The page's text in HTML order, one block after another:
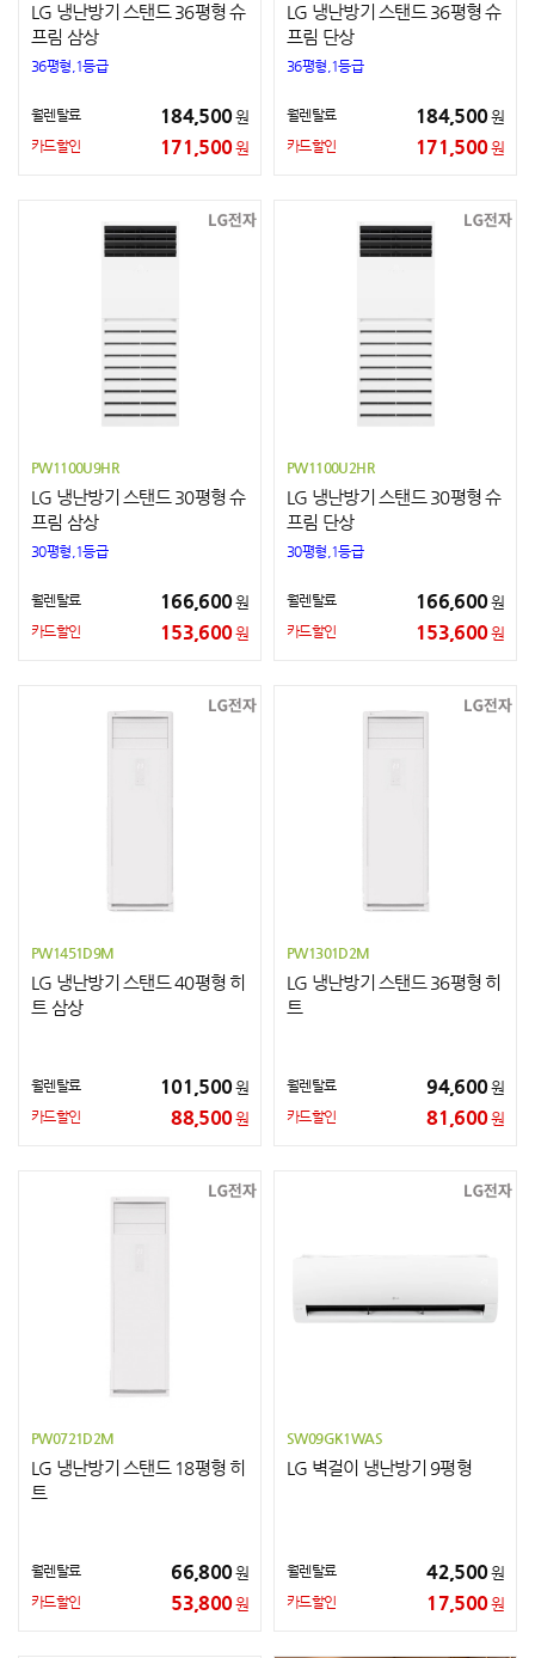
LG 냉난방기 스탠드 36평형 슈
프림 삼상
36평형,1등급
월렌탈료 184,500원
카드할인 171,500원
LG 냉난방기 스탠드 36평형 슈
프림 단상
36평형,1등급
월렌탈료 184,500원
카드할인 171,500원
PW1100U9HR
LG 냉난방기 스탠드 30평형 슈
프림 삼상
30평형,1등급
월렌탈료 166,600원
카드할인 153,600원
PW1100U2HR
LG 냉난방기 스탠드 30평형 슈
프림 단상
30평형,1등급
월렌탈료 166,600원
카드할인 153,600원
PW1451D9M
LG 냉난방기 스탠드 40평형 히
트 삼상
월렌탈료 101,500원
카드할인 88,500원
PW1301D2M
LG 냉난방기 스탠드 36평형 히
트
월렌탈료 94,600원
카드할인 81,600원
PW0721D2M
LG 냉난방기 스탠드 18평형 히
트
월렌탈료 66,800원
카드할인 53,800원
SW09GK1WAS
LG 벽걸이 냉난방기 9평형
월렌탈료 42,500원
카드할인 17,500원